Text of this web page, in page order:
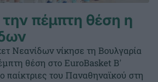
πέμπτη θέση η
Νεανίδων νίκησε τη Βουλγαρία
θέση στο EuroBasket Β'
παίκτριες του Παναθηναϊκού στη